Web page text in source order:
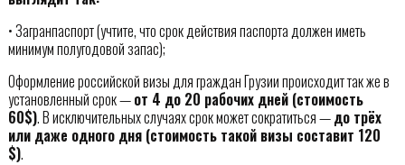
• Загранпаспорт (учтите, что срок действия паспорта должен иметь
минимум полугодовой запас);
Оформление российской визы для граждан Грузии происходит так же в
установленный срок —от 4 до 20 рабочих дней (стоимость
60$). В исключительных случаях срок может сократиться —до трёх
или даже одного дня (стоимость такой визы составит 120
$).